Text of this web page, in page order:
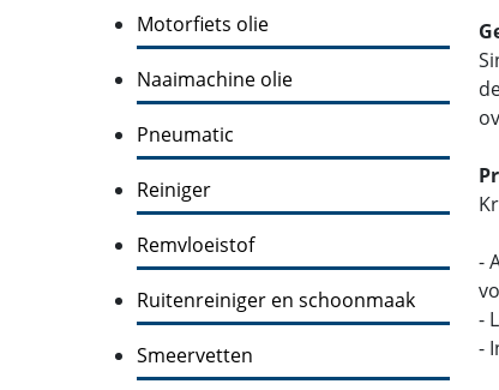
Motorfiets olie
Naaimachine olie
Pneumatic
Reiniger
Remvloeistof
Ruitenreiniger en schoonmaak
Smeervetten
-
-
-